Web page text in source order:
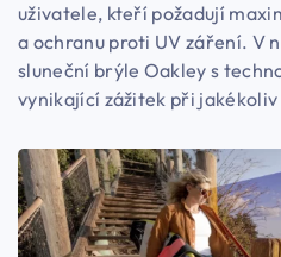
uživatele, kteří požadují
a ochranu proti UV záření. V
sluneční brýle Oakley s
vynikající zážitek při